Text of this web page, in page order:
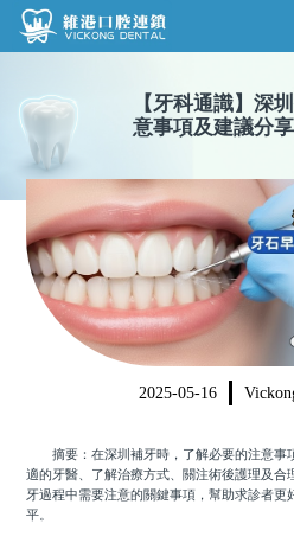
維港首
品牌介
環境設
醫院新
收費標
N
收費總表
植牙收
根管收
美學收
箍牙收
醫生團
門診時
【 牙科通識】 深
意事項及建議分享
2025-05-16
摘要：在深圳補牙時，了解必要的注意事
適的牙醫、了解治療方式、關注術後護理及合
牙過程中需要注意的關鍵事項，幫助求診者更
平。